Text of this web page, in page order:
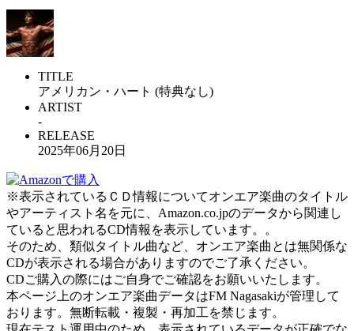
TITLE
アメリカン・ハート (特典なし)
ARTIST
-
RELEASE
2025年06月20日
※表示されているＣＤ情報についてオンエア楽曲のタイトル
やアーティスト名を元に、Amazon.co.jpのデータから関連し
ていると思われるCD情報を表示しています。。
そのため、類似タイトル曲など、オンエア楽曲とは無関係な
CDが表示される場合がありますのでご了承ください。
CDご購入の際にはご自身でご確認をお願いいたします。
本ページ上のオンエア楽曲データはFM Nagasakiが管理して
おります。無断転載・複製・再加工を禁じます。